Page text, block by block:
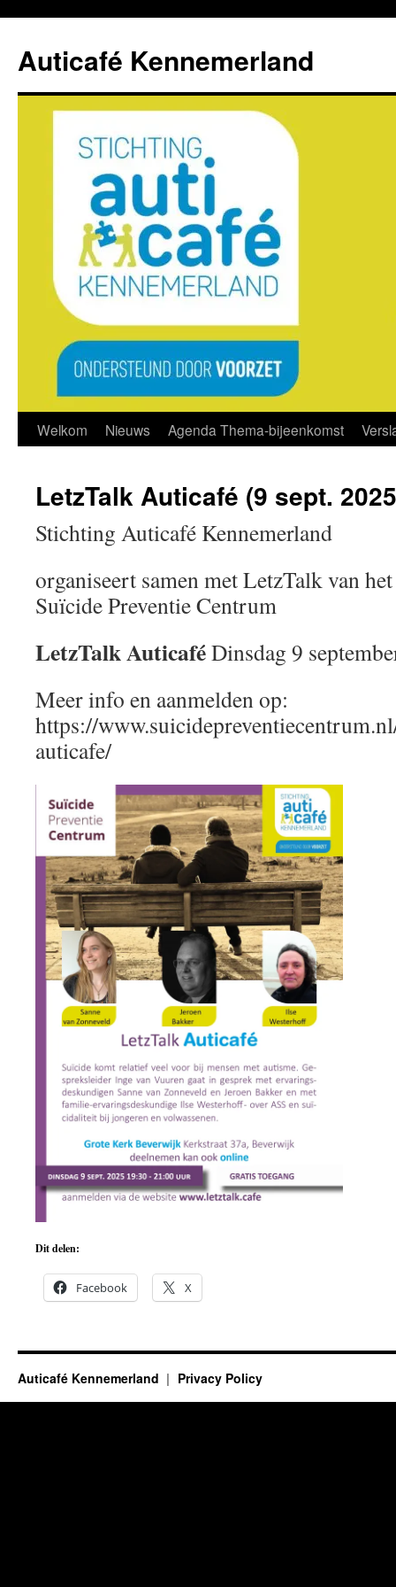
de
inhoud
Auticafé Kennemerland
Welkom Nieuws Agenda Thema-bijeenkomst
LetzTalk Auticafé (9 sept.
Stichting Auticafé Kennemerland
organiseert samen met LetzTalk van het
Suïcide Preventie Centrum
LetzTalk AuticaféDinsdag 9
Meer info en aanmelden op:
https://
auticafe/
Dit delen:
Facebook X
Auticafé Kennemerland Privacy Policy